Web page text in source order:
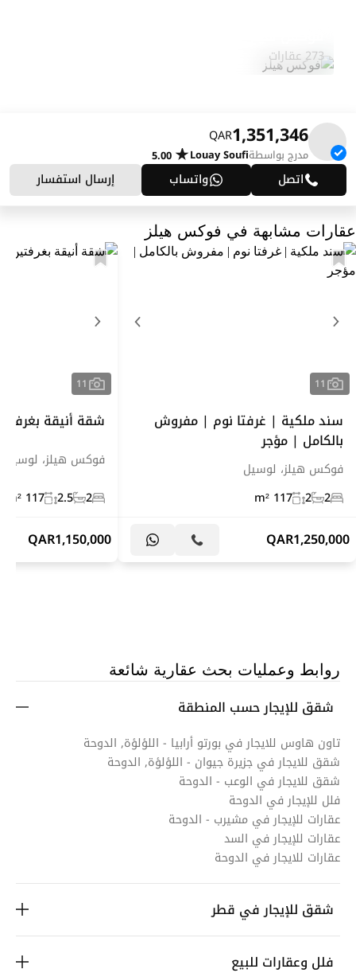
273 عقارات
1,351,346
QAR
مدرج بواسطةLouay Soufi
5.00
اتصل واتساب إرسال استفسار
عقارات مشابهة في فوكس هيلز
11
سند ملكية | غرفتا نوم | مفروش
بالكامل | مؤجر
فوكس هيلز، لوسيل
2
2
117 m²
1,250,000
QAR
11
شقة أنيقة
فوكس هيلز، لوسيل
2
2.5
117 m²
1,150,000
QAR
روابط وعمليات بحث عقارية شائعة
شقق للإيجار حسب المنطقة
تاون هاوس للايجار في بورتو أرابيا - اللؤلؤة, الدوحة
شقق للايجار في جزيرة جيوان - اللؤلؤة, الدوحة
شقق للايجار في الوعب - الدوحة
فلل للإيجار في الدوحة
عقارات للإيجار في مشيرب - الدوحة
عقارات للإيجار في السد
عقارات للايجار في الدوحة
شقق للإيجار في قطر
فلل وعقارات للبيع